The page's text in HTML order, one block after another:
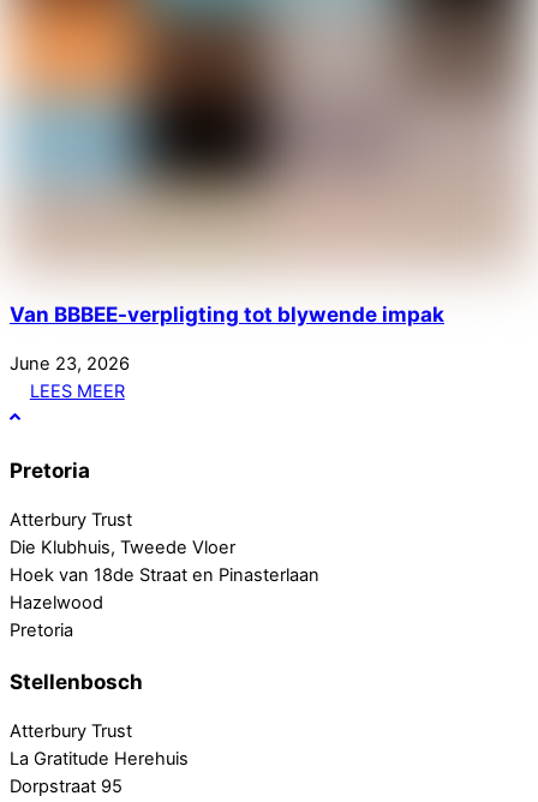
Van BBBEE-verpligting tot blywende impak
June 23, 2026
LEES MEER
Pretoria
Atterbury Trust
Die Klubhuis, Tweede Vloer
Hoek van 18de Straat en Pinasterlaan
Hazelwood
Pretoria
Stellenbosch
Atterbury Trust
La Gratitude Herehuis
Dorpstraat 95